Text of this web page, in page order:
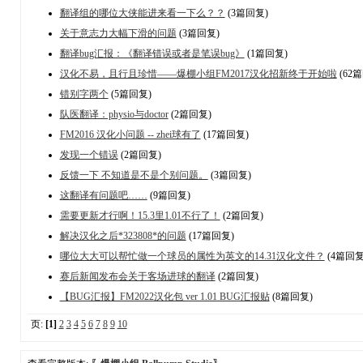
翻译组的哪位大侠能进来看一下么？？ (3篇回复)
关于意志力大幅下滑的问题 (3篇回复)
翻译bug汇报：《翻译错误或者是笔误bug》
(1篇回复)
汉化不易，且行且珍惜——爆棚小组FM2017汉化招新终于开始啦(62
错别字两个(5篇回复)
队医翻译：physio与doctor(2篇回复)
FM2016 汉化小问题 -- zhei球有了 (17篇回复)
发现一个错误(2篇回复)
反馈一下 不知道是不是个别问题。
(3篇回复)
这翻译有问题吧…… (9篇回复)
需要更新才行啊！15.3里1.01不行了！ (2篇回复)
解决汉化之后*323808*的问题 (17篇回复)
哪位大大可以帮忙做一个球员的属性为英文的14.31汉化文件？ (4篇回
赛后新闻发布会关于客场进球的翻译(2篇回复)
【BUG汇报】FM2022汉化包 ver 1.01 BUG汇报贴(8篇回复)
页: [1] 2 3 4 5 6 7 8 9 10